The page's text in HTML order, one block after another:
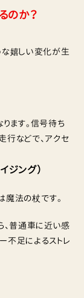
のか？
な嬉しい変化が生
ます。信号待ち
行などで、アクセ
ング）
魔法の杖です。
普通車に近い感
不足によるストレ